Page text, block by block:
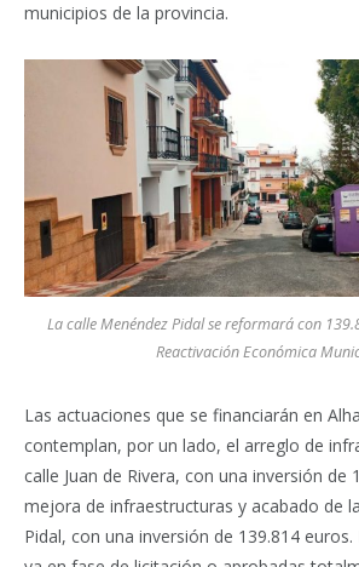
municipios de la provincia.
La calle Menéndez Pidal se reformará con
Reactivación Económica
Las actuaciones que se financiarán en
contemplan, por un lado, el arreglo de
calle Juan de Rivera, con una inversión de
mejora de infraestructuras y acabado de
Pidal, con una inversión de 139.814